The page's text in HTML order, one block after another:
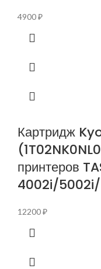
4900₽
Картридж
принтеров
4002i/
12200₽